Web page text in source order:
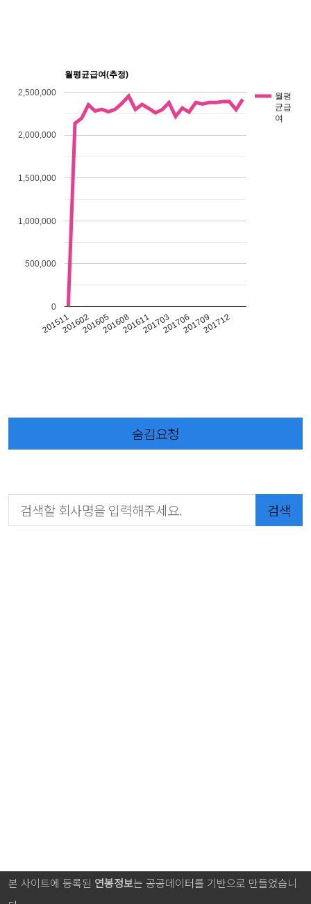
월평균급여(추정)
월평
균급
여
201511201602201605201608201611201703201706201709201712
0
500,000
1,000,000
1,500,000
2,000,000
2,500,000
숨김요청
검색
본 사이트에 등록된 연봉정보는 공공데이터를 기반으로 만들었습니